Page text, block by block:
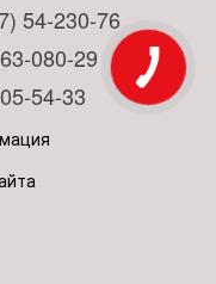
54-230-76
080-29
54-33